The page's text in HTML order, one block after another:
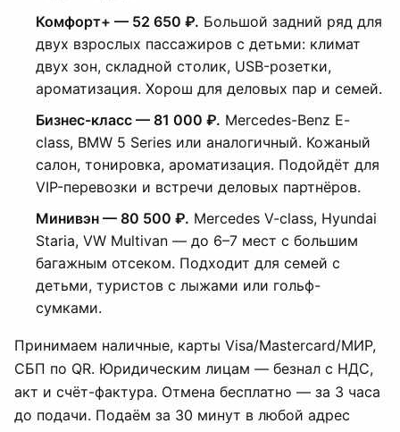
Комфорт+ — 52 650 ₽. Большой задний ряд для
двух взрослых пассажиров с детьми: климат
двух зон, складной столик, USB-розетки,
ароматизация. Хорош для деловых пар и семей.
Бизнес-класс — 81 000 ₽. Mercedes-Benz E-
class, BMW 5 Series или аналогичный. Кожаный
салон, тонировка, ароматизация. Подойдёт для
VIP-перевозки и встречи деловых партнёров.
Минивэн — 80 500 ₽. Mercedes V-class, Hyundai
Staria, VW Multivan — до 6–7 мест с большим
багажным отсеком. Подходит для семей с
детьми, туристов с лыжами или гольф-
сумками.
Принимаем наличные, карты Visa/Mastercard/МИР,
СБП по QR. Юридическим лицам — безнал с НДС,
акт и счёт-фактура. Отмена бесплатно — за 3 часа
до подачи. Подаём за 30 минут в любой адрес